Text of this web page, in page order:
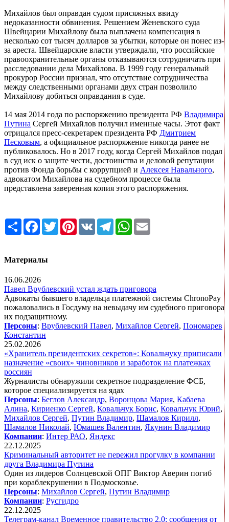
Михайлов был оправдан судом присяжных ввиду
недоказанности обвинения. Решением Женевского суда
Швейцарии Михайлову была выплачена компенсация в
несколько сот тысяч долларов за убытки, которые он понес из-
за ареста. Швейцарские власти утверждали, что российские
правоохранительные органы отказываются сотрудничать при
расследовании дела Михайлова. В 1999 году генеральный
прокурор России признал, что отсутствие сотрудничества
между следственными органами двух стран позволило
Михайлову добиться оправдания в суде.
14 мая 2014 года по распоряжению президента РФ Владимира
Путина Сергей Михайлов получил именные часы. Этот факт
отрицался пресс-секретарем президента РФ Дмитрием
Песковым, а официальное распоряжение никогда ранее не
публиковалось. Но в 2017 году, когда Сергей Михайлов подал
в суд иск о защите чести, достоинства и деловой репутации
против Фонда борьбы с коррупцией и Алексея Навального,
адвокатом Михайлова на судебном процессе была
представлена заверенная копия этого распоряжения.
Share Facebook
TwitterPinterest
VK TelegramWhatsApp
Материалы
16.06.2026
Павел Врублевский устал ждать приговора
Адвокаты бывшего владельца платежной системы ChronoPay
пожаловались в Госдуму на невыдачу им судебного приговора
их подзащитному.
Персоны: Врублевский Павел, Михайлов Сергей, Пономарев
Константин
25.02.2026
«Хранитель президентских секретов»: Ковальчуку приписали
назначение «своих» чиновников и заработок на платежках
россиян
Журналисты обнаружили секретное подразделение ФСБ,
которое специализируется на ядах
Персоны: Беглов Александр, Воронцова Мария, Кабаева
Алина, Кириенко Сергей, Ковальчук Борис, Ковальчук Юрий,
Михайлов Сергей, Путин Владимир, Шамалов Кирилл,
Шамалов Николай, Юмашев Валентин, Якунин Владимир
Компании: Интер РАО, Яндекс
22.12.2025
Криминальный авторитет не пережил прогулку в компании
друга Владимира Путина
Один из лидеров Солнцевской ОПГ Виктор Аверин погиб
при кораблекрушении в Подмосковье.
Персоны: Михайлов Сергей, Путин Владимир
Компании: Русгидро
22.12.2025
Телеграм-канал Временное правительство 2.0: сообщения от